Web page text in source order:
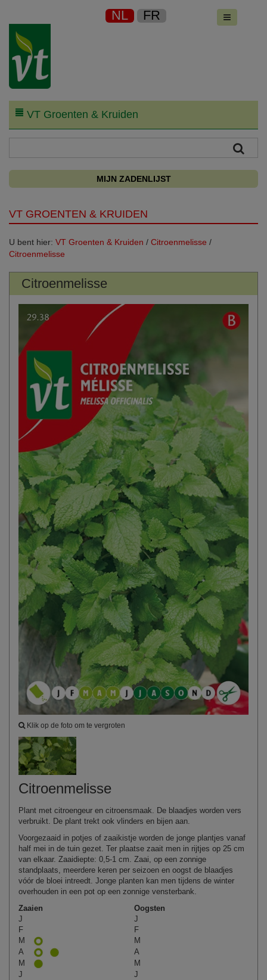
NL FR
VT Groenten & Kruiden
MIJN ZADENLIJST
VT GROENTEN & KRUIDEN
U bent hier: VT Groenten & Kruiden / Citroenmelisse /
Citroenmelisse
Citroenmelisse
Klik op de foto om te vergroten
Citroenmelisse
Plant met citroengeur en citroensmaak. De blaadjes worden vers
verbruikt. De plant trekt ook vlinders en bijen aan.
Voorgezaaid in potjes of zaaikistje worden de jonge plantjes vanaf
half mei in de tuin gezet. Ter plaatse zaait men in rijtjes op 25 cm
van elkaar. Zaaidiepte: 0,5‑1 cm. Zaai, op een zonnige
standplaats, meerdere keren per seizoen en oogst de blaadjes
vóór de bloei intreedt. Jonge planten kan men tijdens de winter
overhouden in een pot op een zonnige vensterbank.
Zaaien
Oogsten
J
J
F
F
M
M
A
A
M
M
J
J